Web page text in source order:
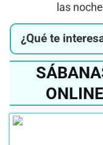
las
¿Qué te